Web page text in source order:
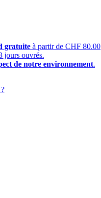
gratuite à partir de CHF 80.00
jours ouvrés.
de notre environnement.